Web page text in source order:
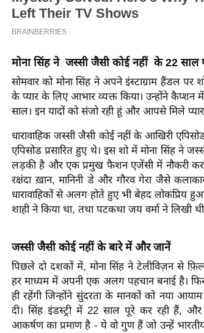
मोना सिंह ने जस्सी जैसी कोई नहीं के 22 साल
सोमवार को मोना सिंह ने अपने इंस्टाग्राम हैंडल
के प्यार के लिए आभार व्यक्त किया। उन्होंने कैप्शन
साल। इन यादों को संजो रही हूं और आपसे मिले
धारावाहिक जस्सी जैसी कोई नहीं के आखिरी
एपिसोड प्रसारित हुए थे। इस शो में मोना सिंह ने
लड़की है और एक प्रमुख फैशन एजेंसी में नौकरी करती
रक्षंदा ख़ान, मानिनी डे और गौरव गेरा जैसे
धारावाहिकों से अलग होते हुए भी बेहद लोकप्रिय
शाही ने किया था, तथा पटकथा जय वर्मा ने लिखी
जस्सी जैसी कोई नहीं के बारे में और जानें
पिछले दो दशकों में, मोना सिंह ने टेलीविज़न से
हर माध्यम में अपनी एक अलग पहचान बनाई है।
ही रहेंगी जिन्होंने सुंदरता के मानकों को नया
दी। सिंह इंडस्ट्री में 22 साल पूरे कर रही हैं,
आकर्षण का प्रमाण है - ये वो गुण हैं जो उन्हें